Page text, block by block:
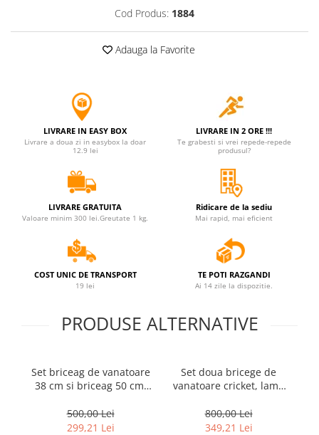
Costume si seturi pentru copii
Accesorii costume copii
Plusuri roblox, rainbow friend
doors & stitch
Figurine si masinute duble
Instrumente muzicale de jucarie
Gaming, Carti & Birotica
Costume Halloween copii
Costume spiderman
ACCESORII & DIVERSE
Accesorii decorative
Jocuri de sah si table
Produse si dispozitive ajutatoare
locomotie
CASA SI GRADINA
Cutite & seturi de cutite
Cod Produs: 1884
Adauga la Favorite
LIVRARE IN EASY BOX
Livrare a doua zi in easybox la doar
12.9 lei
LIVRARE IN 2 ORE !!!
Te grabesti si vrei repede-repede
produsul?
LIVRARE GRATUITA
Valoare minim 300 lei.Greutate 1 kg.
Ridicare de la sediu
Mai rapid, mai eficient
COST UNIC DE TRANSPORT
19 lei
TE POTI RAZGANDI
Ai 14 zile la dispozitie.
PRODUSE ALTERNATIVE
Set briceag de vanatoare
38 cm si briceag 50 cm,
cricket, maro
500,00 Lei
299,21 Lei
Set doua bricege de
vanatoare cricket, lamă
cm
800,00 Lei
349,21 Lei